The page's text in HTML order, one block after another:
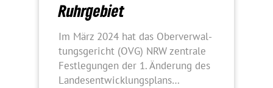
Ruhrgebiet
Im März 2024 hat das Ober­ver­wal­
tungs­ge­richt (OVG) NRW zentrale
Fest­le­gungen der 1. Ände­rung des
Landesentwicklungsplans…